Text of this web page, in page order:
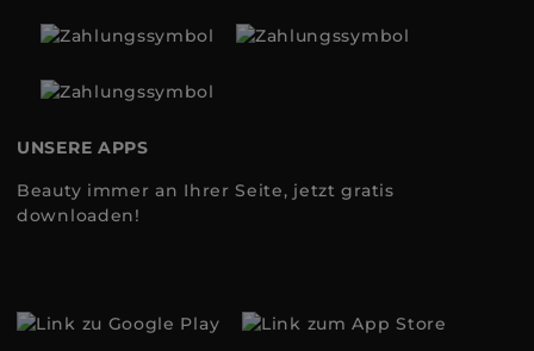
UNSERE APPS
Beauty immer an Ihrer Seite, jetzt gratis
downloaden!